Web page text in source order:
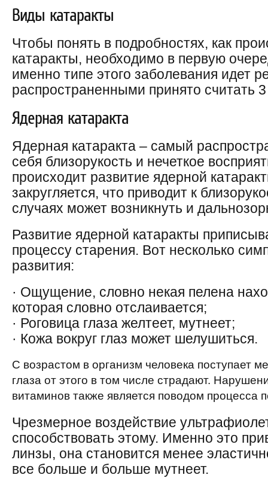
Виды катаракты
Чтобы понять в подробностях, как
катаракты, необходимо в первую
именно типе этого заболевания идет
распространенными принято считать
Ядерная катаракта
Ядерная катаракта – самый
себя близорукость и нечеткое
происходит развитие ядерной
закругляется, что приводит к
случаях может возникнуть и
Развитие ядерной катаракты
процессу старения. Вот несколько
развития:
· Ощущение, словно некая пелена
которая словно отслаивается;
· Роговица глаза желтеет, мутнеет;
· Кожа вокруг глаз может шелушиться.
С возрастом в организм человека поступает
глаза от этого в том числе страдают.
витаминов также является поводом процесса
Чрезмерное воздействие
способствовать этому. Именно это
линзы, она становится менее
все больше и больше мутнеет.